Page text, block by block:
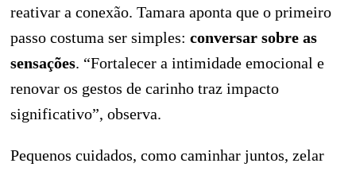
reativar a conexão. Tamara aponta que o primeiro
passo costuma ser simples: conversar sobre as
sensações. “Fortalecer a intimidade emocional e
renovar os gestos de carinho traz impacto
significativo”, observa.
Pequenos cuidados, como caminhar juntos, zelar